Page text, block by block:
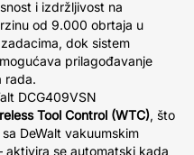
i izdržljivost na
od 9.000 obrtaja u
dok sistem
prilagođavanje
rada.
DCG409VSN
Tool Control (WTC), što
DeWalt vakuumskim
aktivira se automatski kada